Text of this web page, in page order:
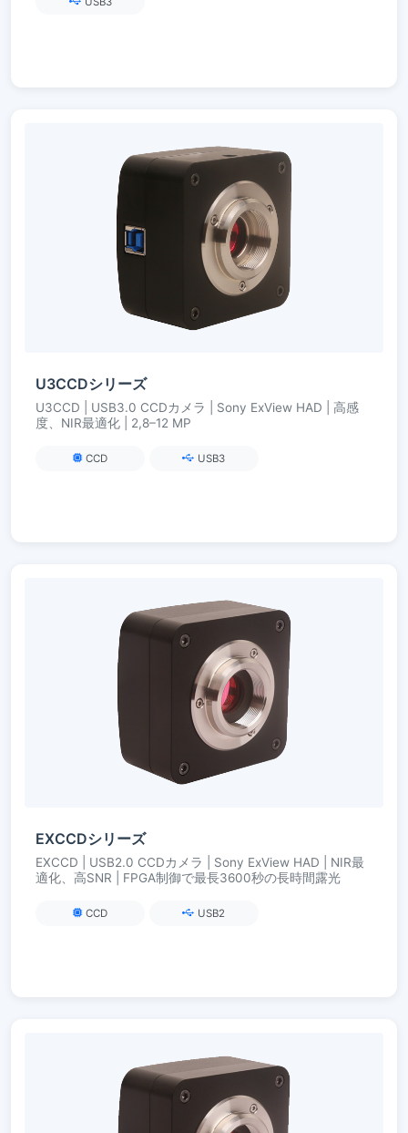
U3CCDシリーズ
U3CCD | USB3.0 CCDカメラ | Sony ExView HAD | 高感
度、NIR最適化 | 2,8–12 MP
CCD USB3
EXCCDシリーズ
EXCCD | USB2.0 CCDカメラ | Sony ExView HAD | NIR最
適化、高SNR | FPGA制御で最長3600秒の長時間露光
CCD USB2